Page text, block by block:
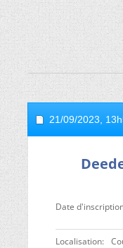
21/09/2023,
Date
Localisation